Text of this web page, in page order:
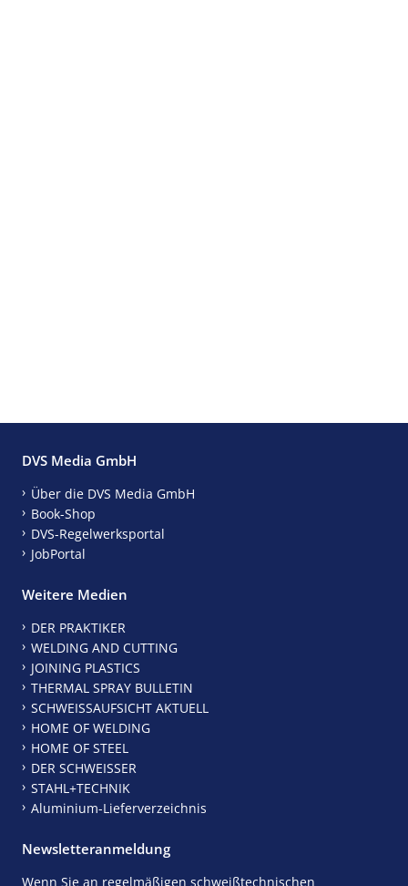
DVS Media GmbH
Über die DVS Media GmbH
Book-Shop
DVS-Regelwerksportal
JobPortal
Weitere Medien
DER PRAKTIKER
WELDING AND CUTTING
JOINING PLASTICS
THERMAL SPRAY BULLETIN
SCHWEISSAUFSICHT AKTUELL
HOME OF WELDING
HOME OF STEEL
DER SCHWEISSER
STAHL+TECHNIK
Aluminium-Lieferverzeichnis
Newsletteranmeldung
Wenn Sie an regelmäßigen schweißtechnischen